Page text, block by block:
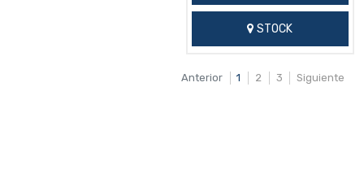
STOCK
Anterior 1 2 3 Siguiente